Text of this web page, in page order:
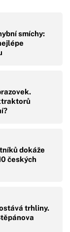
smíchy:
dokáže
českých
trhliny.